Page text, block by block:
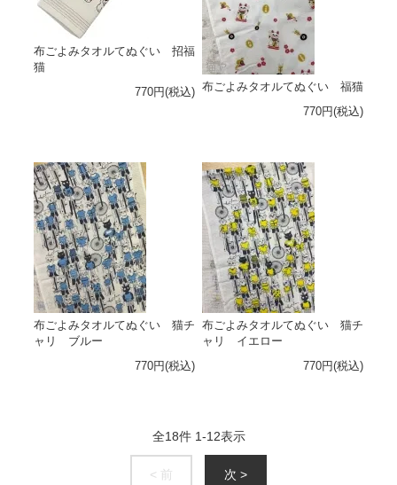
布ごよみタオルてぬぐい 招福
猫
770円(税込) 布ごよみタオルてぬぐい 福猫
770円(税込)
布ごよみタオルてぬぐい 猫チ
ャリ ブルー
770円(税込)
布ごよみタオルてぬぐい 猫チ
ャリ イエロー
770円(税込)
全18件 1-12表示
< 前 次 >